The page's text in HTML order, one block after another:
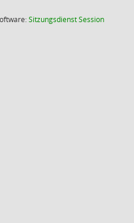
SitzungsdienstSession(Wird in